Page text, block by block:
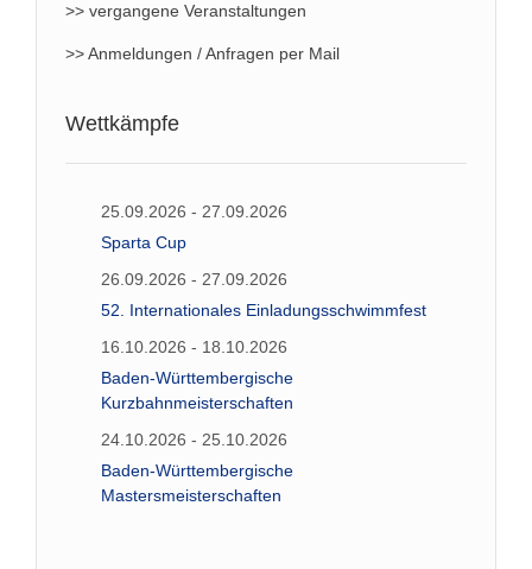
>> vergangene Veranstaltungen
>> Anmeldungen / Anfragen per Mail
Wettkämpfe
25.09.2026 - 27.09.2026
Sparta Cup
26.09.2026 - 27.09.2026
52. Internationales Einladungsschwimmfest
16.10.2026 - 18.10.2026
Baden-Württembergische
Kurzbahnmeisterschaften
24.10.2026 - 25.10.2026
Baden-Württembergische
Mastersmeisterschaften